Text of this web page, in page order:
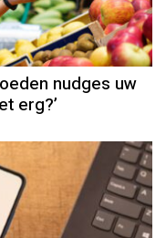
nudges uw
erg?’